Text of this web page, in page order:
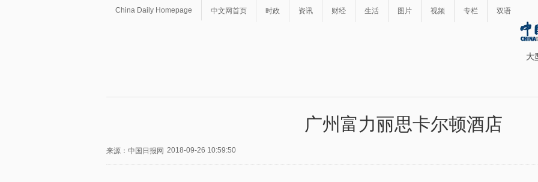
China Daily Homepage 中文网首页 时政 资讯 财经 生活 图片 视频 专栏 双语
大
广州富力丽思卡尔顿酒店
来源：中国日报网 2018-09-26 10:59:50